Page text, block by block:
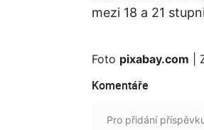
mezi 18 a 21
Foto pixabay.com |
Komentáře
Pro přidání